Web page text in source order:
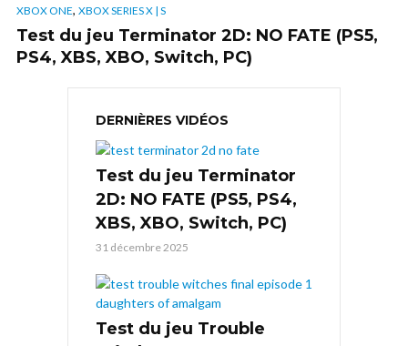
XBOX ONE, XBOX SERIES X | S
Test du jeu Terminator 2D: NO FATE (PS5,
PS4, XBS, XBO, Switch, PC)
DERNIÈRES VIDÉOS
Test du jeu Terminator
2D: NO FATE (PS5, PS4,
XBS, XBO, Switch, PC)
31 décembre 2025
Test du jeu Trouble